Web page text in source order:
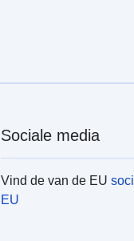
Sociale media
Vind de van de EU
EU